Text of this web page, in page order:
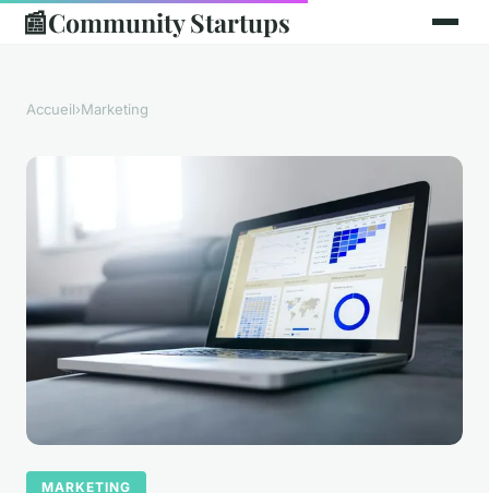
📰Community Startups
Accueil›Marketing
MARKETING